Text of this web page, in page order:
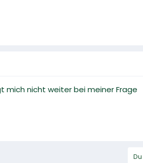
mich nicht weiter bei meiner Frage